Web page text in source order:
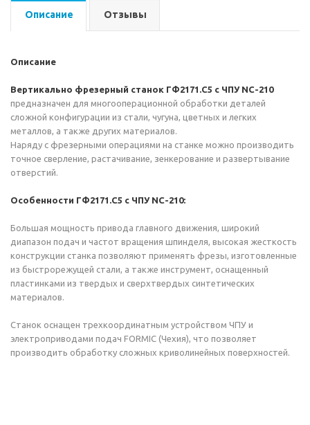
Описание Отзывы
Описание
Вертикально фрезерный станок ГФ2171.С5 c ЧПУ NC-210
предназначен для многооперационной обработки деталей
сложной конфигурации из стали, чугуна, цветных и легких
металлов, а также других материалов.
Наряду с фрезерными операциями на станке можно производить
точное сверление, растачивание, зенкерование и развертывание
отверстий.
Особенности ГФ2171.С5 c ЧПУ NC-210:
Большая мощность привода главного движения, широкий
диапазон подач и частот вращения шпинделя, высокая жесткость
конструкции станка позволяют применять фрезы, изготовленные
из быстрорежущей стали, а также инструмент, оснащенный
пластинками из твердых и сверхтвердых синтетических
материалов.
Станок оснащен трехкоординатным устройством ЧПУ и
электроприводами подач FORMIC (Чехия), что позволяет
производить обработку сложных криволинейных поверхностей.